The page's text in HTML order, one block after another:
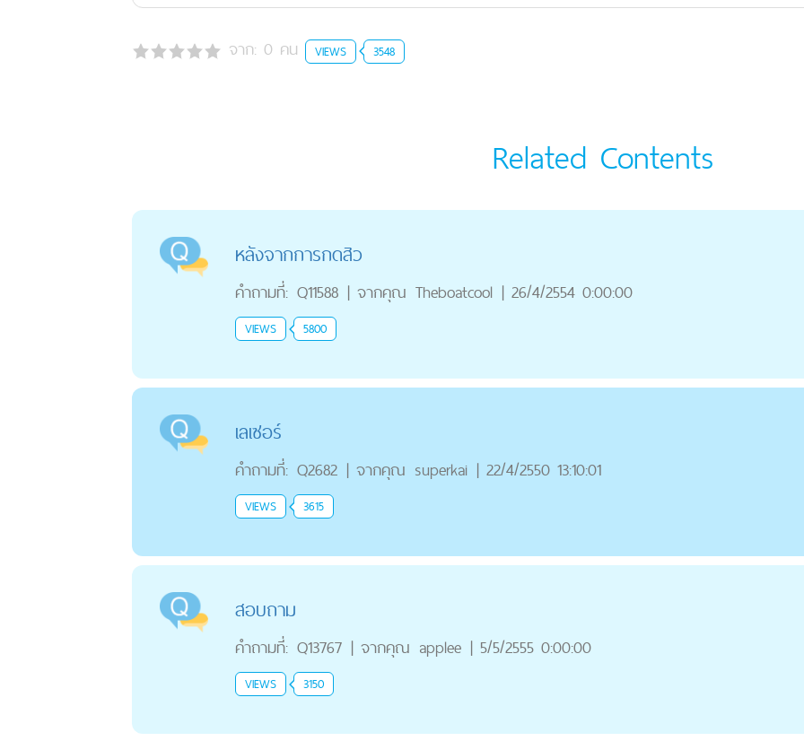
จาก: 0 คน VIEWS 3548
Related Contents
หลังจากการกดสิว
คำถามที่: Q11588 | จากคุณ Theboatcool | 26/4/2554 0:00:00
VIEWS 5800
เลเซอร์
คำถามที่: Q2682 | จากคุณ superkai | 22/4/2550 13:10:01
VIEWS 3615
สอบถาม
คำถามที่: Q13767 | จากคุณ applee | 5/5/2555 0:00:00
VIEWS 3150